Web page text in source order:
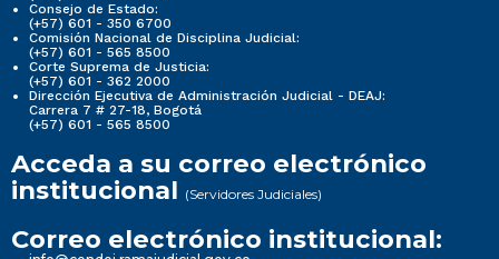
Consejo de Estado:
(+57) 601 - 350 6700
Comisión Nacional de Disciplina Judicial:
(+57) 601 - 565 8500
Corte Suprema de Justicia:
(+57) 601 - 362 2000
Dirección Ejecutiva de Administración Judicial - DEAJ:
Carrera 7 # 27-18, Bogotá
(+57) 601 - 565 8500
Acceda a su correo electrónico
institucional (Servidores Judiciales)
Correo electrónico institucional: